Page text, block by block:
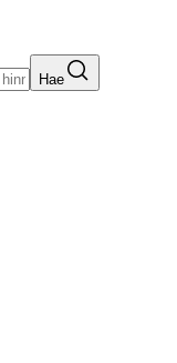
Hae